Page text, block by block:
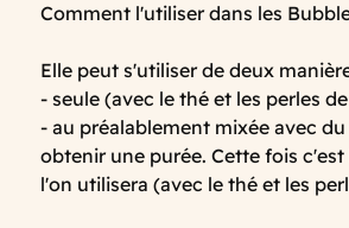
Comment l'utiliser dans les
Elle peut s'utiliser de deux
- seule (avec le thé et les perles
- au préalablement mixée avec
obtenir une purée. Cette fois c'est
l'on utilisera (avec le thé et les